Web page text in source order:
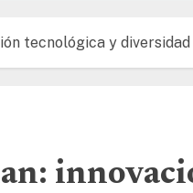
tecnológica y